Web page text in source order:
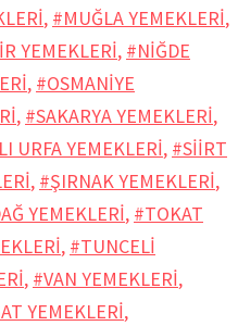
, #MUĞLA YEMEKLERİ,
YEMEKLERİ, #NİĞDE
, #OSMANİYE
, #SAKARYA YEMEKLERİ,
URFA YEMEKLERİ, #SİİRT
, #ŞIRNAK YEMEKLERİ,
YEMEKLERİ, #TOKAT
, #TUNCELİ
, #VAN YEMEKLERİ,
YEMEKLERİ,